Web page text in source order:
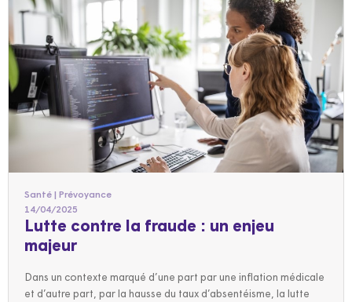
Santé | Prévoyance
14/04/2025
Lutte contre la fraude : un enjeu
majeur
Dans un contexte marqué d’une part par une inflation médicale
et d’autre part, par la hausse du taux d’absentéisme, la lutte